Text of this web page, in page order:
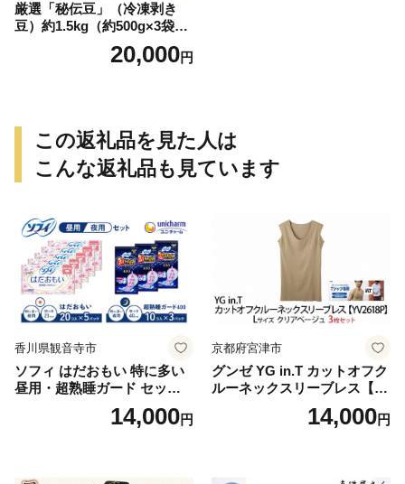
厳選「秘伝豆」（冷凍剥き
豆）約1.5kg（約500g×3袋）
【かほくらし社】20,000円
この返礼品を見た人は
こんな返礼品も見ています
香川県観音寺市
ソフィ はだおもい 特に多い
昼用・超熟睡ガード セット
羽付き ナプキン 生理用品 サ
ニタリー ユニ・チャーム
14,000円
京都府宮津市
グンゼ YG in.T カットオフク
ルーネックスリーブレス【Y
V2618P】Lサイズ クリアベ
ージュ3枚セット [№5716-04
14,000円